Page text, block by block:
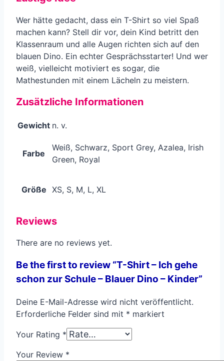
Wer hätte gedacht, dass ein T-Shirt so viel Spaß
machen kann? Stell dir vor, dein Kind betritt den
Klassenraum und alle Augen richten sich auf den
blauen Dino. Ein echter Gesprächsstarter! Und wer
weiß, vielleicht motiviert es sogar, die
Mathestunden mit einem Lächeln zu meistern.
Zusätzliche Informationen
Gewicht n. v.
Farbe
Weiß, Schwarz, Sport Grey, Azalea, Irish
Green, Royal
Größe XS, S, M, L, XL
Reviews
There are no reviews yet.
Be the first to review “T-Shirt – Ich gehe
schon zur Schule – Blauer Dino – Kinder”
Deine E-Mail-Adresse wird nicht veröffentlicht.
Erforderliche Felder sind mit * markiert
Your Rating *
Your Review *